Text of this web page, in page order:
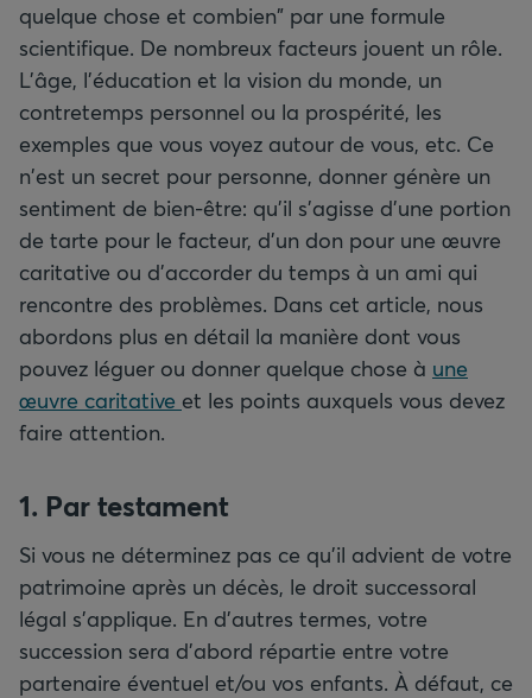
quelque chose et combien" par une formule
scientifique. De nombreux facteurs jouent un rôle.
L'âge, l'éducation et la vision du monde, un
contretemps personnel ou la prospérité, les
exemples que vous voyez autour de vous, etc. Ce
n'est un secret pour personne, donner génère un
sentiment de bien-être: qu’il s’agisse d’une portion
de tarte pour le facteur, d’un don pour une œuvre
caritative ou d'accorder du temps à un ami qui
rencontre des problèmes. Dans cet article, nous
abordons plus en détail la manière dont vous
pouvez léguer ou donner quelque chose à une
œuvre caritative et les points auxquels vous devez
faire attention.
1. Par testament
Si vous ne déterminez pas ce qu’il advient de votre
patrimoine après un décès, le droit successoral
légal s’applique. En d'autres termes, votre
succession sera d’abord répartie entre votre
partenaire éventuel et/ou vos enfants. À défaut, ce